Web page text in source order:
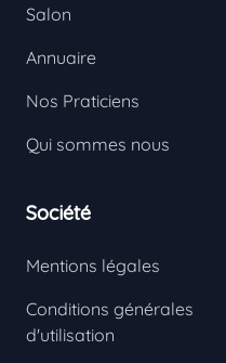
En
Salon
Annuaire
Nos Praticiens
Qui sommes nous
Société
Mentions légales
Conditions générales
d'utilisation